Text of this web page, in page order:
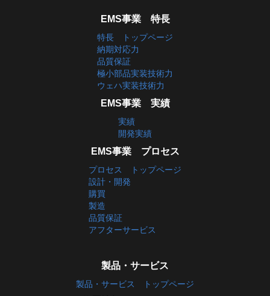
EMS事業 特長
特長 トップページ
納期対応力
品質保証
極小部品実装技術力
ウェハ実装技術力
EMS事業 実績
実績
開発実績
EMS事業 プロセス
プロセス トップページ
設計・開発
購買
製造
品質保証
アフターサービス
製品・サービス
製品・サービス トップページ